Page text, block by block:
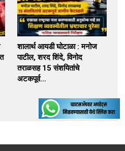
शालार्थ आयडी घोटाळा : मनोज
पाटील, शरद शिंदे, विनोद
तराळसह 15 संशयितांचे
अटकपूर्व…